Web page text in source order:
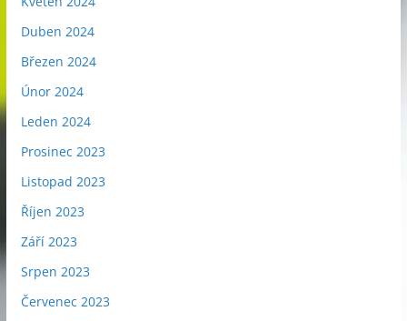
Duben 2024
Březen 2024
Únor 2024
Leden 2024
Prosinec 2023
Listopad 2023
Říjen 2023
Září 2023
Srpen 2023
Červenec 2023